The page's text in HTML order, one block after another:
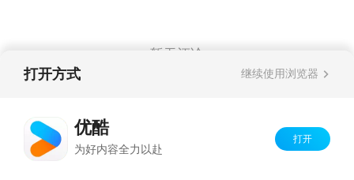
暂无评论
打开方式 继续使用浏览器
优酷
为好内容全力以赴
打开